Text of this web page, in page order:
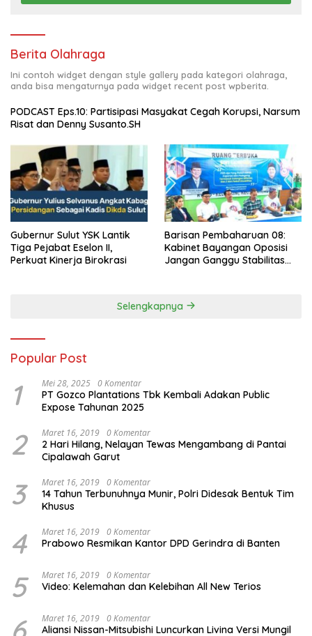
Berita Olahraga
Ini contoh widget dengan style gallery pada kategori olahraga,
anda bisa mengaturnya pada widget recent post wpberita.
PODCAST Eps.10: Partisipasi Masyakat Cegah Korupsi, Narsum
Risat dan Denny Susanto.SH
Gubernur Sulut YSK Lantik
Tiga Pejabat Eselon II,
Perkuat Kinerja Birokrasi
Barisan Pembaharuan 08:
Kabinet Bayangan Oposisi
Jangan Ganggu Stabilitas
Selengkapnya
Popular Post
1 Mei 28, 2025 0 Komentar
PT Gozco Plantations Tbk Kembali Adakan Public
Expose Tahunan 2025
2 Maret 16, 2019 0 Komentar
2 Hari Hilang, Nelayan Tewas Mengambang di Pantai
Cipalawah Garut
3 Maret 16, 2019 0 Komentar
14 Tahun Terbunuhnya Munir, Polri Didesak Bentuk Tim
Khusus
4 Maret 16, 2019 0 Komentar
Prabowo Resmikan Kantor DPD Gerindra di Banten
5 Maret 16, 2019 0 Komentar
Video: Kelemahan dan Kelebihan All New Terios
Maret 16, 2019 0 Komentar
Aliansi Nissan-Mitsubishi Luncurkan Livina Versi Mungil